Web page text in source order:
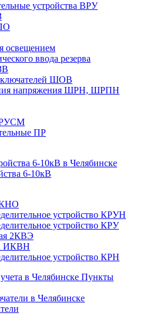
устройства ВРУ
освещением
ввода резерва
ШОВ
напряжения ШРН, ШРПН
РУСМ
ПР
6-10кВ
устройство КРУН
устройство КРУ
2КВЭ
ИКВН
устройство КРН
Пункты